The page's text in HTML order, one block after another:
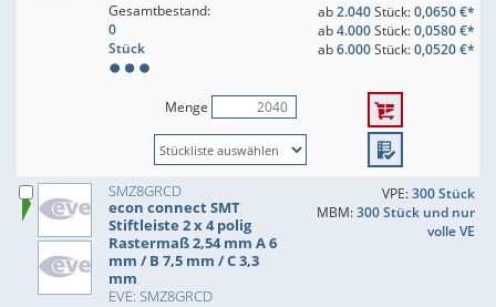
Gesamtbestand:
0
Stück
ab2.040Stück:0,0650 €*
ab4.000Stück:0,0580 €*
ab6.000Stück:0,0520 €*
Menge
SMZ8GRCD
econ connect SMT
Stiftleiste 2 x 4 polig
Rastermaß 2,54 mm A 6
mm / B 7,5 mm / C 3,3
mm
EVE: SMZ8GRCD
VPE:300 Stück
MBM:300 Stück und nur
volle VE